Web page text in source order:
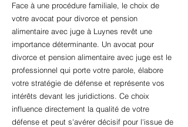
Face à une procédure familiale, le choix de
votre avocat pour divorce et pension
alimentaire avec juge à Luynes revêt une
importance déterminante. Un avocat pour
divorce et pension alimentaire avec juge est le
professionnel qui porte votre parole, élabore
votre stratégie de défense et représente vos
intérêts devant les juridictions. Ce choix
influence directement la qualité de votre
défense et peut s'avérer décisif pour l'issue de